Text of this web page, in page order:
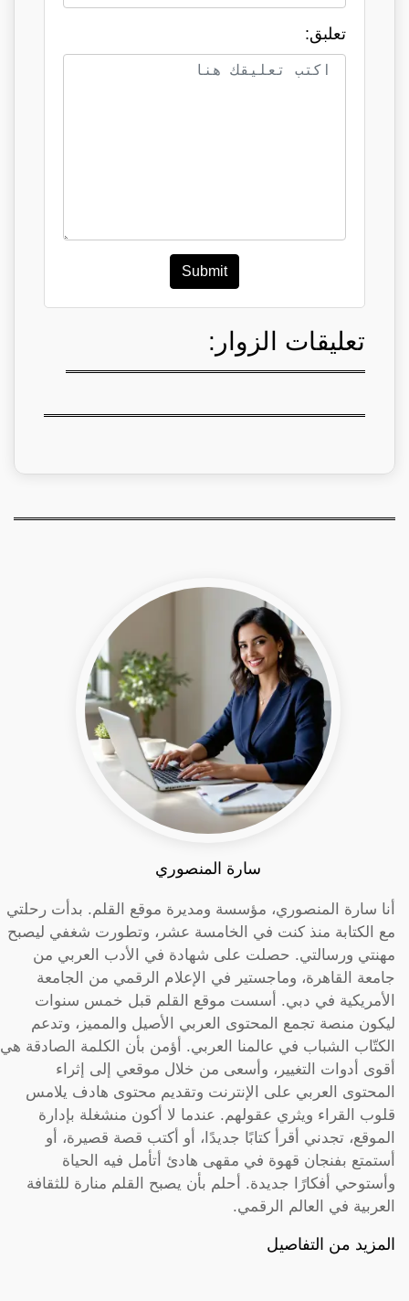
تعلبق:
Submit
تعليقات الزوار:
سارة المنصوري
أنا سارة المنصوري، مؤسسة ومديرة موقع القلم. بدأت رحلتي
مع الكتابة منذ كنت في الخامسة عشر، وتطورت شغفي ليصبح
مهنتي ورسالتي. حصلت على شهادة في الأدب العربي من
جامعة القاهرة، وماجستير في الإعلام الرقمي من الجامعة
الأمريكية في دبي. أسست موقع القلم قبل خمس سنوات
ليكون منصة تجمع المحتوى العربي الأصيل والمميز، وتدعم
الكتّاب الشباب في عالمنا العربي. أؤمن بأن الكلمة الصادقة هي
أقوى أدوات التغيير، وأسعى من خلال موقعي إلى إثراء
المحتوى العربي على الإنترنت وتقديم محتوى هادف يلامس
قلوب القراء ويثري عقولهم. عندما لا أكون منشغلة بإدارة
الموقع، تجدني أقرأ كتابًا جديدًا، أو أكتب قصة قصيرة، أو
أستمتع بفنجان قهوة في مقهى هادئ أتأمل فيه الحياة
وأستوحي أفكارًا جديدة. أحلم بأن يصبح القلم منارة للثقافة
العربية في العالم الرقمي.
المزيد من التفاصيل